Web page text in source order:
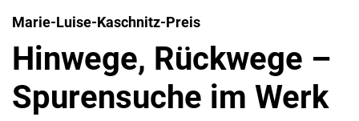
Marie-Luise-Kaschnitz-Preis
Hinwege, Rückwege –
Spurensuche im Werk